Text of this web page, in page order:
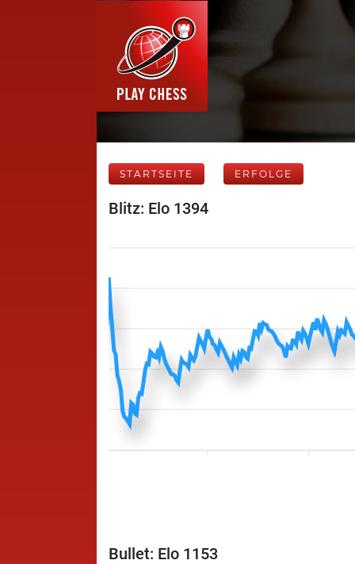
STARTSEITE ERFOLGE
Blitz: Elo 1394
Bullet: Elo 1153